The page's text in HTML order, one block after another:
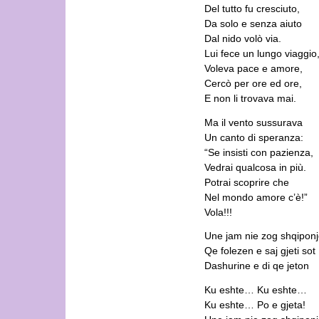
Del tutto fu cresciuto,
Da solo e senza aiuto
Dal nido volò via.
Lui fece un lungo viaggio,
Voleva pace e amore,
Cercò per ore ed ore,
E non li trovava mai.
Ma il vento sussurava
Un canto di speranza:
“Se insisti con pazienza,
Vedrai qualcosa in più.
Potrai scoprire che
Nel mondo amore c’è!”
Vola!!!
Une jam nie zog
Qe folezen e saj gjeti sot
Dashurine e di qe jeton
Ku eshte… Ku eshte…
Ku eshte… Po e gjeta!